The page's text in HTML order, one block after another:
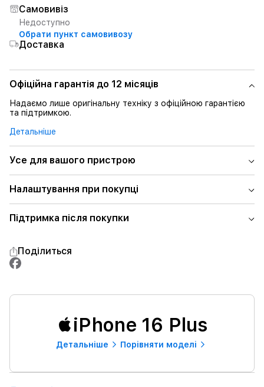
Самовивіз
Недоступно
Обрати пункт самовивозу
Доставка
Офіційна гарантія до 12 місяців
Надаємо лише оригінальну техніку з офіційною гарантією
та підтримкою.
Детальніше
Усе для вашого пристрою
Налаштування при покупці
Підтримка після покупки
Поділиться
iPhone 16 Plus
Детальнiше Порівняти моделі